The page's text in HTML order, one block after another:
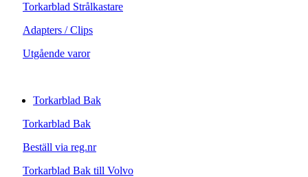
Torkarblad Strålkastare
Adapters / Clips
Utgående varor
Torkarblad Bak
Torkarblad Bak
Beställ via reg.nr
Torkarblad Bak till Volvo